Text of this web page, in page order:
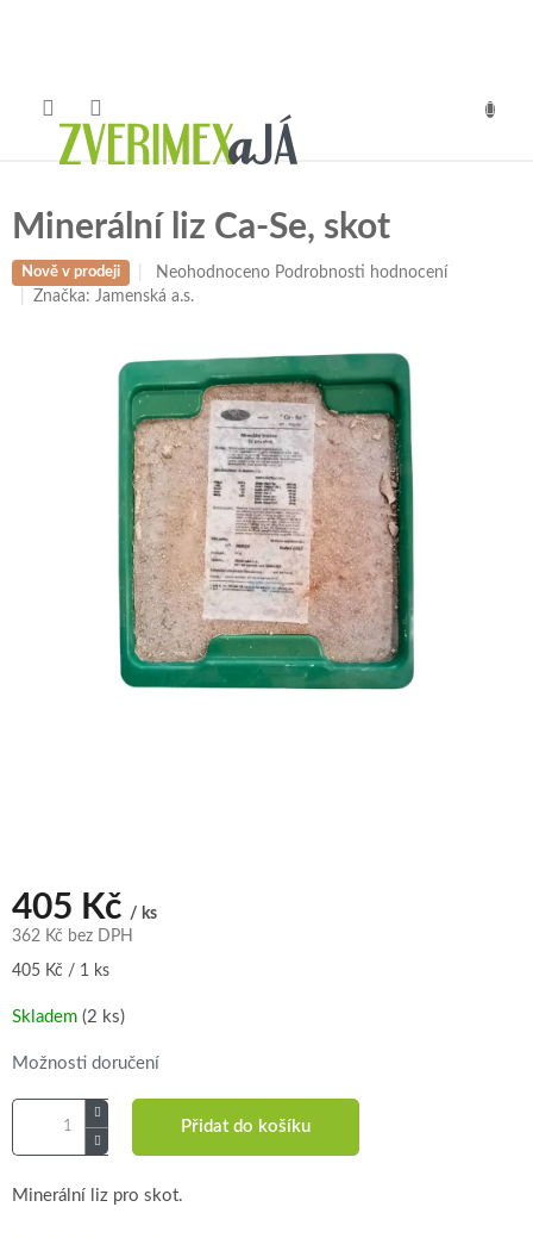
Minerální liz Ca-Se, skot
Nově v prodeji
Průměrné
hodnocení
0,0
z
hvězdiček.
Neohodnoceno Podrobnosti hodnocení
Značka:Jamenská a.s.
405 Kč / ks
362 Kč bez DPH
Měrná
405 Kč / 1 ks
Skladem (2 ks)
Možnosti doručení
Přidat do košíku
Minerální liz pro skot.